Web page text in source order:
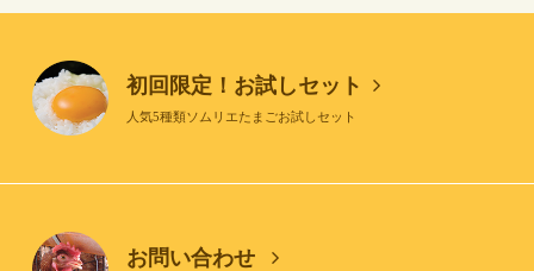
初回限定！お試しセット
人気5種類ソムリエたまごお試しセット
お問い合わせ